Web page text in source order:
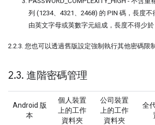
列 (1234、4321、2468) 的 PIN 碼，長度
由英文字母或英數字元組成，長度不得少
2.2.3. 您也可以透過舊版設定強制執行其他密碼限制
2.3. 進階密碼管理
Android 版
本
個人裝置
上的工作
資料夾
公司裝置
上的工作
資料夾
全